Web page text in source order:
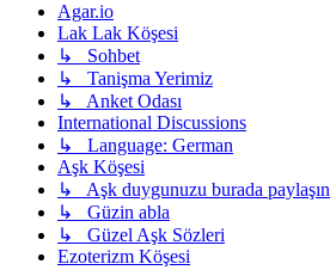
Agar.io
Lak Lak Köşesi
↳ Sohbet
↳ Tanişma Yerimiz
↳ Anket Odası
International Discussions
↳ Language: German
Aşk Köşesi
↳ Aşk duygunuzu burada paylaşın
↳ Güzin abla
↳ Güzel Aşk Sözleri
Ezoterizm Köşesi